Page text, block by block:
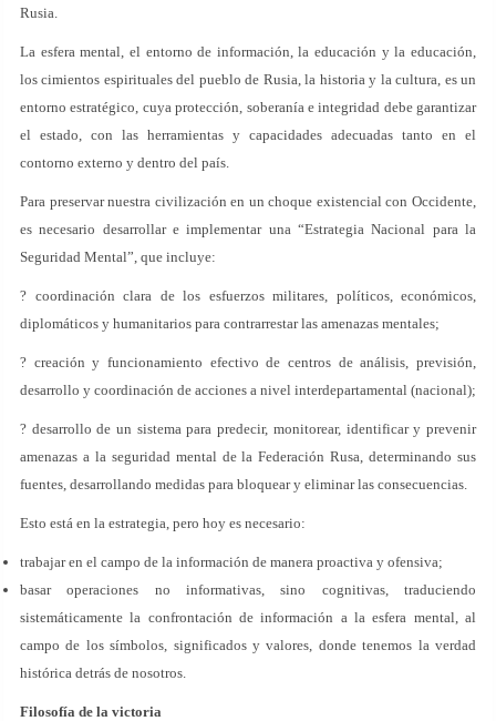
Rusia.
La esfera mental, el entorno de información, la educación y la educación,
los cimientos espirituales del pueblo de Rusia, la historia y la cultura, es un
entorno estratégico, cuya protección, soberanía e integridad debe garantizar
el estado, con las herramientas y capacidades adecuadas tanto en el
contorno externo y dentro del país.
Para preservar nuestra civilización en un choque existencial con Occidente,
es necesario desarrollar e implementar una “Estrategia Nacional para la
Seguridad Mental”, que incluye:
? coordinación clara de los esfuerzos militares, políticos, económicos,
diplomáticos y humanitarios para contrarrestar las amenazas mentales;
? creación y funcionamiento efectivo de centros de análisis, previsión,
desarrollo y coordinación de acciones a nivel interdepartamental (nacional);
? desarrollo de un sistema para predecir, monitorear, identificar y prevenir
amenazas a la seguridad mental de la Federación Rusa, determinando sus
fuentes, desarrollando medidas para bloquear y eliminar las consecuencias.
Esto está en la estrategia, pero hoy es necesario:
trabajar en el campo de la información de manera proactiva y ofensiva;
basar operaciones no informativas, sino cognitivas, traduciendo
sistemáticamente la confrontación de información a la esfera mental, al
campo de los símbolos, significados y valores, donde tenemos la verdad
histórica detrás de nosotros.
Filosofía de la victoria